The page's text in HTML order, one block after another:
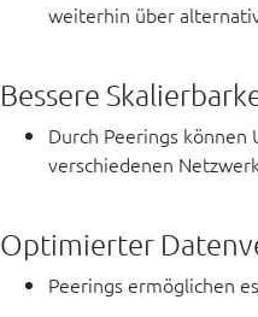
weiterhin über
Bessere
Durch Peerings
verschiedenen
Optimierter
Peerings ermöglichen